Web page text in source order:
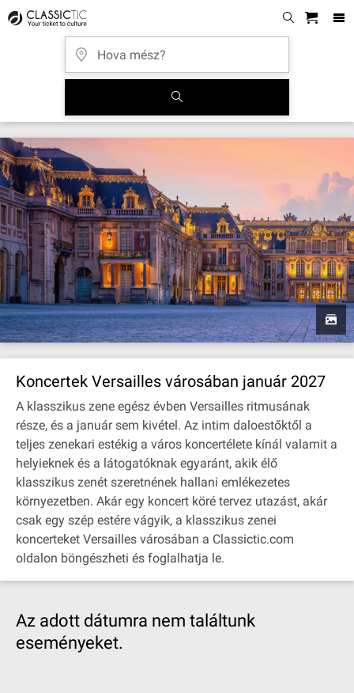
Koncertek Versailles városában január 2027
A klasszikus zene egész évben Versailles ritmusának
része, és a január sem kivétel. Az intim daloestőktől a
teljes zenekari estékig a város koncertélete kínál valamit a
helyieknek és a látogatóknak egyaránt, akik élő
klasszikus zenét szeretnének hallani emlékezetes
környezetben. Akár egy koncert köré tervez utazást, akár
csak egy szép estére vágyik, a klasszikus zenei
koncerteket Versailles városában a Classictic.com
oldalon böngészheti és foglalhatja le.
Az adott dátumra nem találtunk
eseményeket.